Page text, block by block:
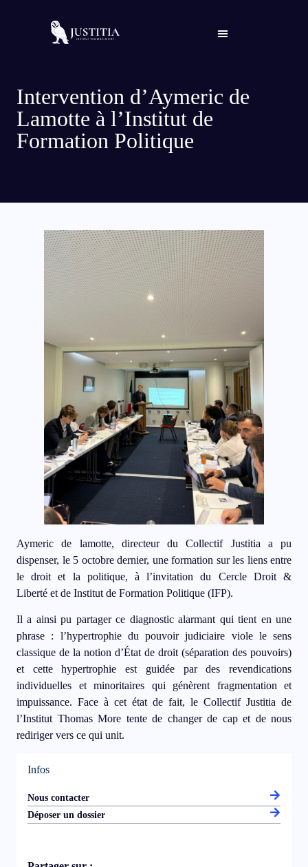
Intervention d’Aymeric de
Lamotte à l’Institut de
Formation Politique
Infos
Nous contacter
Déposer un dossier
Aymeric de lamotte, directeur du Collectif Justitia a pu
dispenser, le 5 octobre dernier, une formation sur les liens entre
le droit et la politique, à l’invitation du Cercle Droit &
Liberté et de Institut de Formation Politique (IFP).
Il a ainsi pu partager ce diagnostic alarmant qui tient en une
phrase : l’hypertrophie du pouvoir judiciaire viole le sens
classique de la notion d’État de droit (séparation des pouvoirs)
et cette hypertrophie est guidée par des revendications
individuelles et minoritaires qui génèrent fragmentation et
impuissance. Face à cet état de fait, le Collectif Justitia de
l’Institut Thomas More tente de changer de cap et de nous
rediriger vers ce qui unit.